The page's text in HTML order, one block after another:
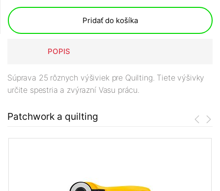
Pridať do košíka
POPIS
Súprava 25 rôznych výšiviek pre Quilting. Tiete výšivky
určite spestria a zvýrazní Vasu prácu.
Patchwork a quilting